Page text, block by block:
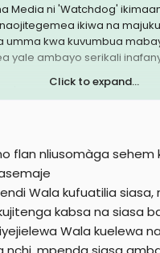
Media ni 'Watchdog'
ikiwa na
umma kwa kuvumbua
yale ambayo serikali
ya huyu mtangazaji ikifuatuwa
kwamba vyombo
na serikali tuko sawa,
nafasi ya kutoa sauti
chanzo cha kuminya sauti
basi wananchi wakae
mwanasiasa anapominya
wanauawa, haki ya
Click to expand...
flan nliusomàga sehem
Wala kufuatilia siasa,
kabsa na siasa
Wala kuelewa